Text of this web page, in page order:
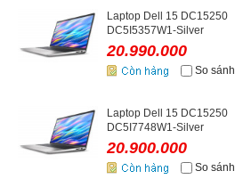
Laptop Dell 15 DC15250
DC5I5357W1-Silver
20.990.000
So sánh
Laptop Dell 15 DC15250
DC5I7748W1-Silver
20.900.000
So sánh